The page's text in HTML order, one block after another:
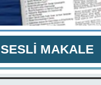
SESLİ MAKALE